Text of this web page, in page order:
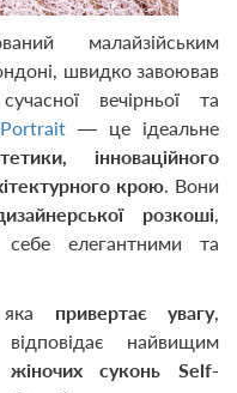
малайзійським
швидко завоював
вечірньої та
— це ідеальне
інноваційного
крою . Вони
розкоші
елегантними та
привертає увагу,
найвищим
жіночих суконь Self-